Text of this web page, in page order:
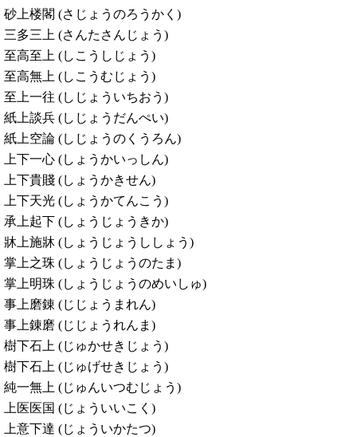
砂上楼閣 (さじょうのろうかく)
三多三上 (さんたさんじょう)
至高至上 (しこうしじょう)
至高無上 (しこうむじょう)
至上一往 (しじょういちおう)
紙上談兵 (しじょうだんぺい)
紙上空論 (しじょうのくうろん)
上下一心 (しょうかいっしん)
上下貴賤 (しょうかきせん)
上下天光 (しょうかてんこう)
承上起下 (しょうじょうきか)
牀上施牀 (しょうじょうししょう)
掌上之珠 (しょうじょうのたま)
掌上明珠 (しょうじょうのめいしゅ)
事上磨錬 (じじょうまれん)
事上錬磨 (じじょうれんま)
樹下石上 (じゅかせきじょう)
樹下石上 (じゅげせきじょう)
純一無上 (じゅんいつむじょう)
上医医国 (じょういいこく)
上意下達 (じょういかたつ)